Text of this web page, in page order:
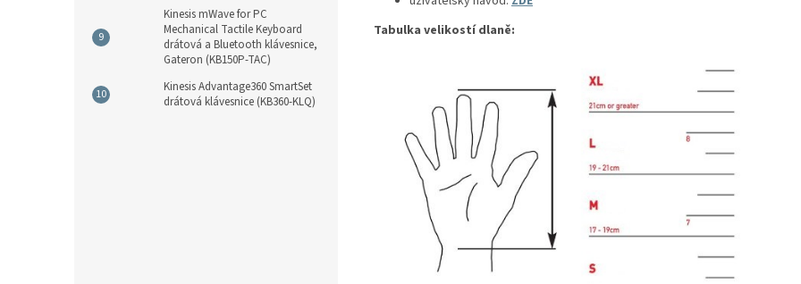
Kinesis mWave for PC
Mechanical Tactile Keyboard
drátová a Bluetooth klávesnice,
Gateron (KB150P-TAC)
Kinesis Advantage360 SmartSet
drátová klávesnice (KB360-KLQ)
Tabulka velikostí dlaně: